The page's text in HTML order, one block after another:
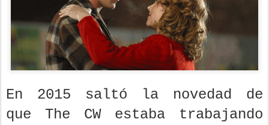
En 2015 saltó la novedad de
que The CW estaba trabajando